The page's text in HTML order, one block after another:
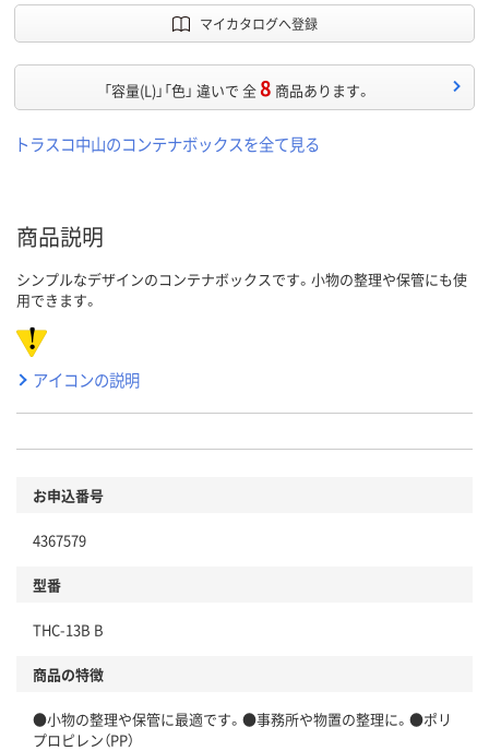
マイカタログへ登録
「容量(L)」「色」 違いで 全8 商品あります。
トラスコ中山のコンテナボックスを全て見る
商品説明
シンプルなデザインのコンテナボックスです。小物の整理や保管にも使
用できます。
アイコンの説明
お申込番号
4367579
型番
THC-13B B
商品の特徴
●小物の整理や保管に最適です。●事務所や物置の整理に。●ポリ
プロピレン（PP）